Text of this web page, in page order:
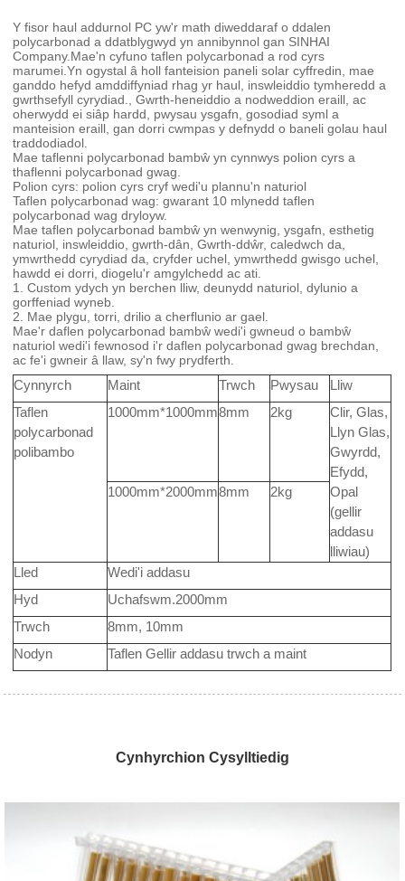
Y fisor haul addurnol PC yw'r math diweddaraf o ddalen
polycarbonad a ddatblygwyd yn annibynnol gan SINHAI
Company.Mae'n cyfuno taflen polycarbonad a rod cyrs
marumei.Yn ogystal â holl fanteision paneli solar cyffredin, mae
ganddo hefyd amddiffyniad rhag yr haul, inswleiddio tymheredd a
gwrthsefyll cyrydiad., Gwrth-heneiddio a nodweddion eraill, ac
oherwydd ei siâp hardd, pwysau ysgafn, gosodiad syml a
manteision eraill, gan dorri cwmpas y defnydd o baneli golau haul
traddodiadol.
Mae taflenni polycarbonad bambŵ yn cynnwys polion cyrs a
thaflenni polycarbonad gwag.
Polion cyrs: polion cyrs cryf wedi'u plannu'n naturiol
Taflen polycarbonad wag: gwarant 10 mlynedd taflen
polycarbonad wag dryloyw.
Mae taflen polycarbonad bambŵ yn wenwynig, ysgafn, esthetig
naturiol, inswleiddio, gwrth-dân, Gwrth-ddŵr, caledwch da,
ymwrthedd cyrydiad da, cryfder uchel, ymwrthedd gwisgo uchel,
hawdd ei dorri, diogelu'r amgylchedd ac ati.
1. Custom ydych yn berchen lliw, deunydd naturiol, dylunio a
gorffeniad wyneb.
2. Mae plygu, torri, drilio a cherflunio ar gael.
Mae'r daflen polycarbonad bambŵ wedi'i gwneud o bambŵ
naturiol wedi'i fewnosod i'r daflen polycarbonad gwag brechdan,
ac fe'i gwneir â llaw, sy'n fwy prydferth.
Cynnyrch Maint Trwch Pwysau
Lliw
Taflen
polycarbonad
polibambo
1000mm*1000mm8mm 2kg
Clir, Glas,
Llyn Glas,
Gwyrdd,
Efydd,
Opal
(gellir
addasu
lliwiau)
1000mm*2000mm8mm 2kg
Lled
Wedi'i addasu
Hyd
Uchafswm.2000mm
Trwch
8mm, 10mm
Nodyn
Taflen Gellir addasu trwch a maint
Cynhyrchion Cysylltiedig